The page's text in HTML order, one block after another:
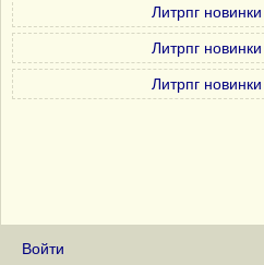
Литрпг
Литрпг
Литрпг
Войти